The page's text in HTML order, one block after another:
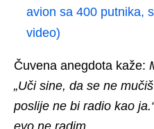
avion sa 400 putnika,
video)
Čuvena anegdota kaže:
„Uči sine, da se ne
poslije ne bi radio kao
evo ne radim.